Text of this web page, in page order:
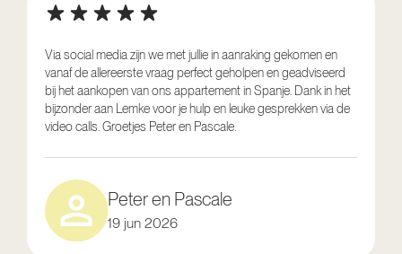
Via social media zijn we met jullie in aanraking gekomen en
vanaf de allereerste vraag perfect geholpen en geadviseerd
bij het aankopen van ons appartement in Spanje. Dank in het
bijzonder aan Lemke voor je hulp en leuke gesprekken via de
video calls. Groetjes Peter en Pascale.
Peter en Pascale
19 jun 2026